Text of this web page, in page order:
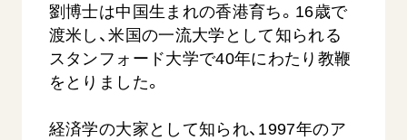
SDGs 平和 動画
証言 長崎
劉博士は中国生まれの香港育ち。16歳で
渡米し、米国の一流大学として知られる
スタンフォード大学で40年にわたり教鞭
をとりました。
経済学の大家として知られ、1997年のア